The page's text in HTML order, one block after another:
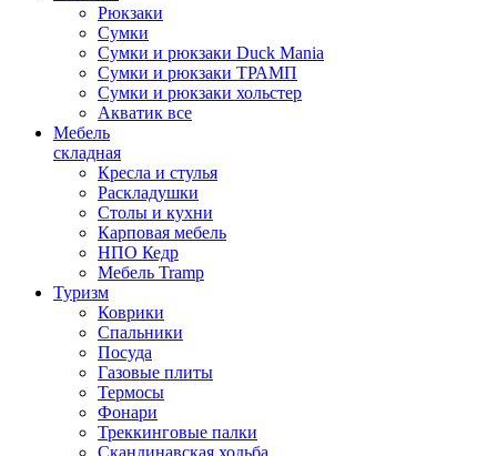
Рюкзаки
Сумки
Сумки и рюкзаки Duck Mania
Сумки и рюкзаки ТРАМП
Сумки и рюкзаки хольстер
Акватик все
Мебель
складная
Кресла и стулья
Раскладушки
Столы и кухни
Карповая мебель
НПО Кедр
Мебель Tramp
Туризм
Коврики
Спальники
Посуда
Газовые плиты
Термосы
Фонари
Треккинговые палки
Скандинавская ходьба